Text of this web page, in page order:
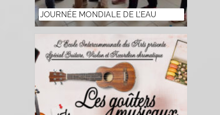
JOURNÉE MONDIALE DE L’EAU